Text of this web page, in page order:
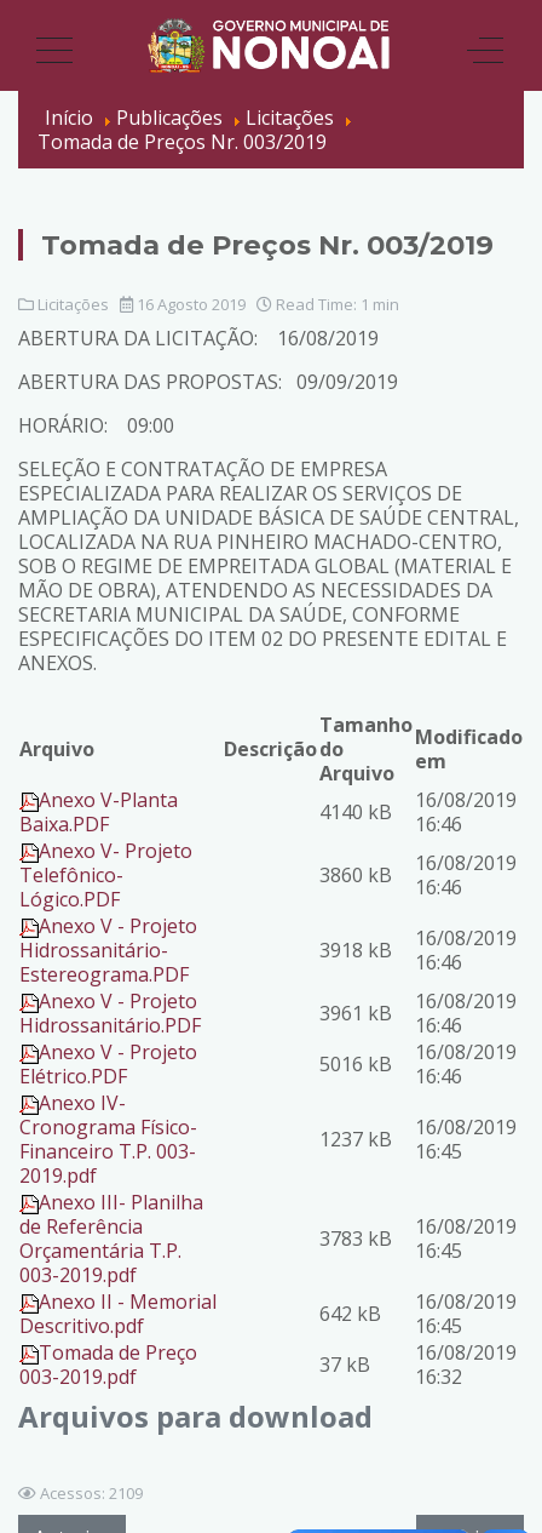
Início Publicações
Licitações
Tomada de Preços Nr. 003/2019
Tomada de Preços Nr. 003/2019
Licitações 16 Agosto 2019 Read Time: 1 min
ABERTURA DA LICITAÇÃO: 16/08/2019
ABERTURA DAS PROPOSTAS: 09/09/2019
HORÁRIO: 09:00
SELEÇÃO E CONTRATAÇÃO DE EMPRESA
ESPECIALIZADA PARA REALIZAR OS SERVIÇOS DE
AMPLIAÇÃO DA UNIDADE BÁSICA DE SAÚDE CENTRAL,
LOCALIZADA NA RUA PINHEIRO MACHADO-CENTRO,
SOB O REGIME DE EMPREITADA GLOBAL (MATERIAL E
MÃO DE OBRA), ATENDENDO AS NECESSIDADES DA
SECRETARIA MUNICIPAL DA SAÚDE, CONFORME
ESPECIFICAÇÕES DO ITEM 02 DO PRESENTE EDITAL E
ANEXOS.
Arquivos para download
Arquivo Descrição
Tamanho
do
Arquivo
Modificado
em
Anexo V-Planta
Baixa.PDF
4140 kB
16/08/2019
16:46
Anexo V- Projeto
Telefônico-
Lógico.PDF
3860 kB
16/08/2019
16:46
Anexo V - Projeto
Hidrossanitário-
Estereograma.PDF
3918 kB
16/08/2019
16:46
Anexo V - Projeto
Hidrossanitário.PDF
3961 kB
16/08/2019
16:46
Anexo V - Projeto
Elétrico.PDF
5016 kB
16/08/2019
16:46
Anexo IV-
Cronograma Físico-
Financeiro T.P. 003-
2019.pdf
1237 kB
16/08/2019
16:45
Anexo III- Planilha
de Referência
Orçamentária T.P.
003-2019.pdf
3783 kB
16/08/2019
16:45
Anexo II - Memorial
Descritivo.pdf
642 kB
16/08/2019
16:45
Tomada de Preço
003-2019.pdf
37 kB
16/08/2019
16:32
Acessos: 2109